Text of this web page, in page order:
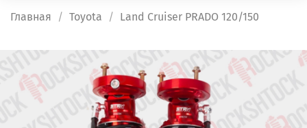
Главная Toyota Land Cruiser PRADO 120/150